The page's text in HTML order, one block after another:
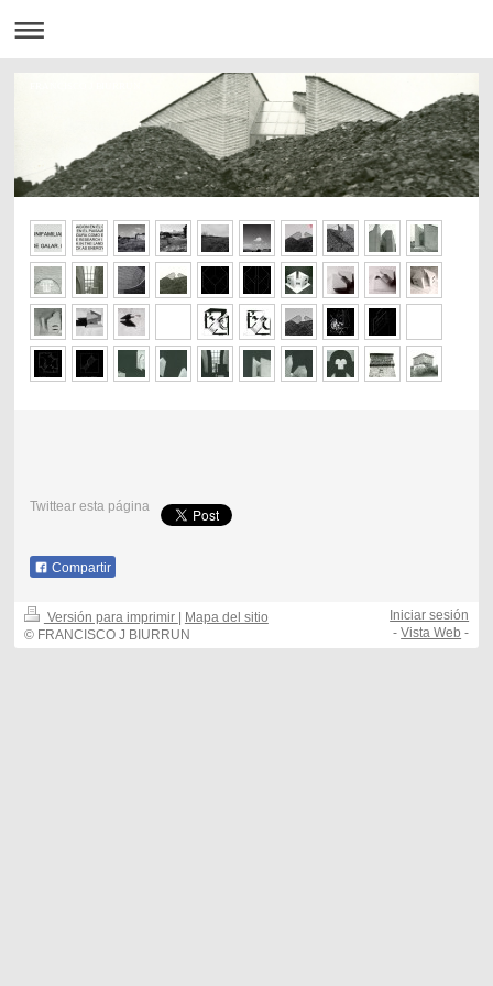
Twittear esta página
Compartir
Versión para imprimir | Mapa del sitio
© FRANCISCO J BIURRUN
Iniciar sesión
-Vista Web -